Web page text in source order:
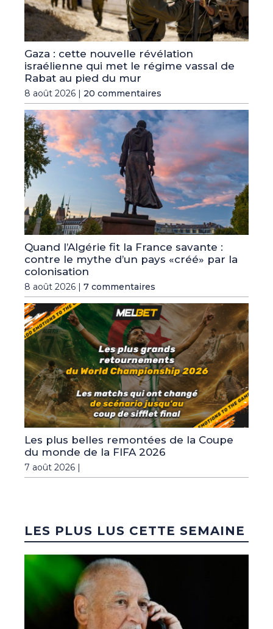
Gaza : cette nouvelle révélation
israélienne qui met le régime vassal de
Rabat au pied du mur
8 août 2026 | 20 commentaires
Quand l’Algérie fit la France savante :
contre le mythe d’un pays «créé» par la
colonisation
8 août 2026 | 7 commentaires
Les plus belles remontées de la Coupe
du monde de la FIFA 2026
7 août 2026 |
LES PLUS LUS CETTE SEMAINE